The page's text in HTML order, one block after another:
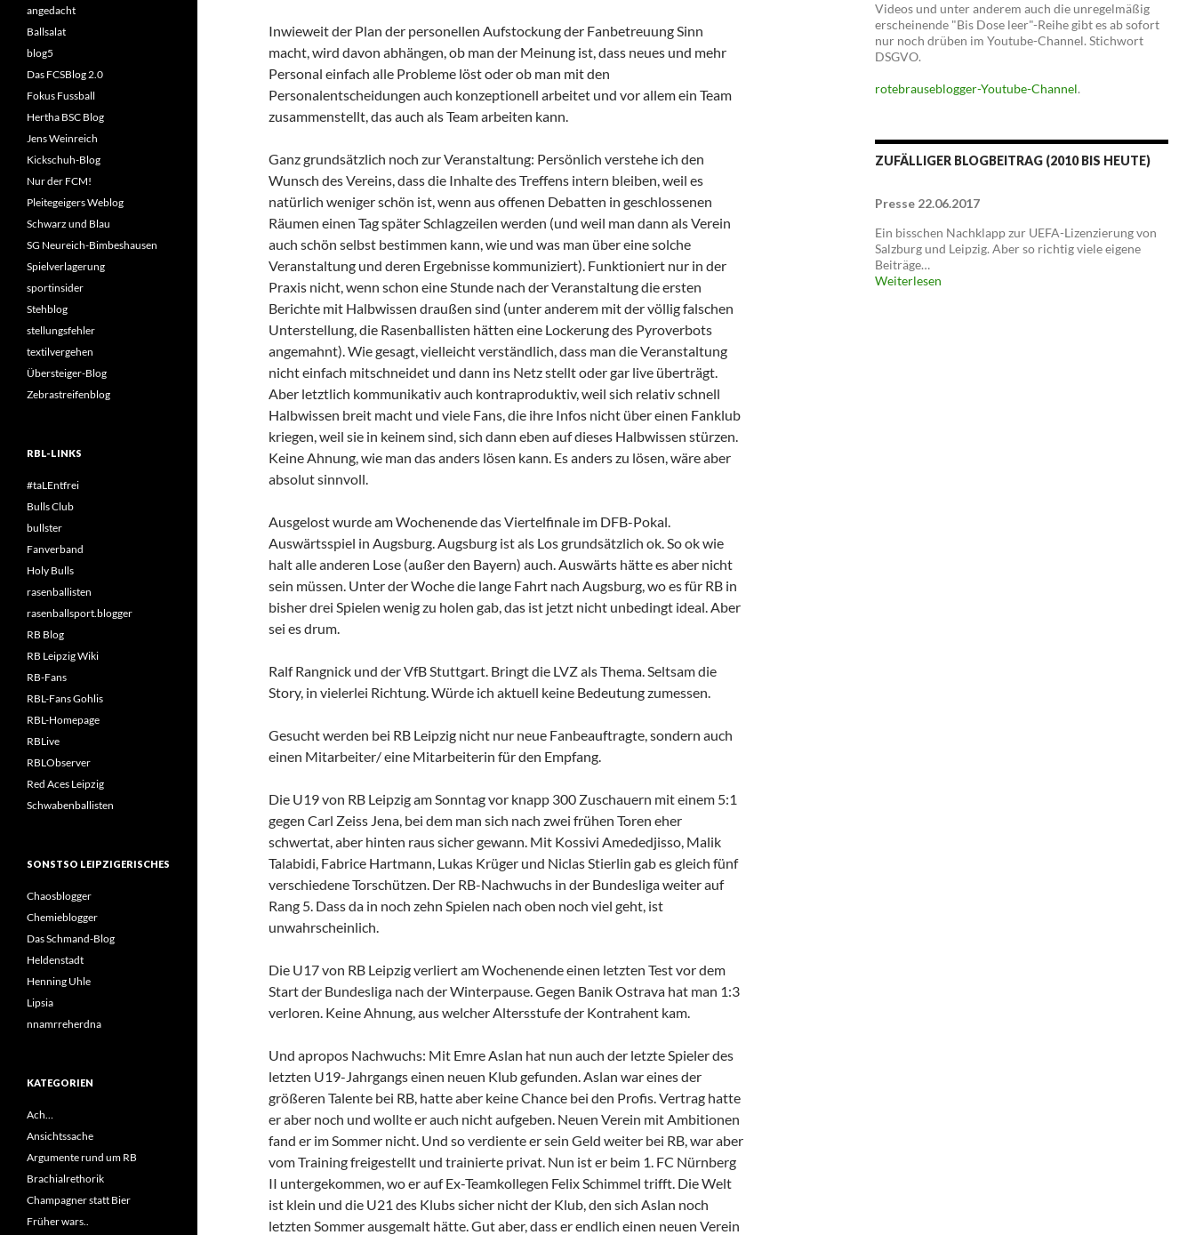
Inwieweit der Plan der personellen Aufstockung der Fanbetreuung Sinn
macht, wird davon abhängen, ob man der Meinung ist, dass neues und mehr
Personal einfach alle Probleme löst oder ob man mit den
Personalentscheidungen auch konzeptionell arbeitet und vor allem ein Team
zusammenstellt, das auch als Team arbeiten kann.
Ganz grundsätzlich noch zur Veranstaltung: Persönlich verstehe ich den
Wunsch des Vereins, dass die Inhalte des Treffens intern bleiben, weil es
natürlich weniger schön ist, wenn aus offenen Debatten in geschlossenen
Räumen einen Tag später Schlagzeilen werden (und weil man dann als Verein
auch schön selbst bestimmen kann, wie und was man über eine solche
Veranstaltung und deren Ergebnisse kommuniziert). Funktioniert nur in der
Praxis nicht, wenn schon eine Stunde nach der Veranstaltung die ersten
Berichte mit Halbwissen draußen sind (unter anderem mit der völlig falschen
Unterstellung, die Rasenballisten hätten eine Lockerung des Pyroverbots
angemahnt). Wie gesagt, vielleicht verständlich, dass man die Veranstaltung
nicht einfach mitschneidet und dann ins Netz stellt oder gar live überträgt.
Aber letztlich kommunikativ auch kontraproduktiv, weil sich relativ schnell
Halbwissen breit macht und viele Fans, die ihre Infos nicht über einen Fanklub
kriegen, weil sie in keinem sind, sich dann eben auf dieses Halbwissen stürzen.
Keine Ahnung, wie man das anders lösen kann. Es anders zu lösen, wäre aber
absolut sinnvoll.
Ausgelost wurde am Wochenende das Viertelfinale im DFB-Pokal.
Auswärtsspiel in Augsburg. Augsburg ist als Los grundsätzlich ok. So ok wie
halt alle anderen Lose (außer den Bayern) auch. Auswärts hätte es aber nicht
sein müssen. Unter der Woche die lange Fahrt nach Augsburg, wo es für RB in
bisher drei Spielen wenig zu holen gab, das ist jetzt nicht unbedingt ideal. Aber
sei es drum.
Ralf Rangnick und der VfB Stuttgart. Bringt die LVZ als Thema. Seltsam die
Story, in vielerlei Richtung. Würde ich aktuell keine Bedeutung zumessen.
Gesucht werden bei RB Leipzig nicht nur neue Fanbeauftragte, sondern auch
einen Mitarbeiter/ eine Mitarbeiterin für den Empfang.
Die U19 von RB Leipzig am Sonntag vor knapp 300 Zuschauern mit einem 5:1
gegen Carl Zeiss Jena, bei dem man sich nach zwei frühen Toren eher
schwertat, aber hinten raus sicher gewann. Mit Kossivi Amededjisso, Malik
Talabidi, Fabrice Hartmann, Lukas Krüger und Niclas Stierlin gab es gleich fünf
verschiedene Torschützen. Der RB-Nachwuchs in der Bundesliga weiter auf
Rang 5. Dass da in noch zehn Spielen nach oben noch viel geht, ist
unwahrscheinlich.
Die U17 von RB Leipzig verliert am Wochenende einen letzten Test vor dem
Start der Bundesliga nach der Winterpause. Gegen Banik Ostrava hat man 1:3
verloren. Keine Ahnung, aus welcher Altersstufe der Kontrahent kam.
Und apropos Nachwuchs: Mit Emre Aslan hat nun auch der letzte Spieler des
letzten U19-Jahrgangs einen neuen Klub gefunden. Aslan war eines der
größeren Talente bei RB, hatte aber keine Chance bei den Profis. Vertrag hatte
er aber noch und wollte er auch nicht aufgeben. Neuen Verein mit Ambitionen
fand er im Sommer nicht. Und so verdiente er sein Geld weiter bei RB, war aber
vom Training freigestellt und trainierte privat. Nun ist er beim 1. FC Nürnberg
II untergekommen, wo er auf Ex-Teamkollegen Felix Schimmel trifft. Die Welt
ist klein und die U21 des Klubs sicher nicht der Klub, den sich Aslan noch
letzten Sommer ausgemalt hätte. Gut aber, dass er endlich einen neuen Verein
Videos und unter anderem auch die unregelmäßig
erscheinende "Bis Dose leer"-Reihe gibt es ab sofort
nur noch drüben im Youtube-Channel. Stichwort
DSGVO.
rotebrauseblogger-Youtube-Channel.
ZUFÄLLIGER BLOGBEITRAG (2010 BIS HEUTE)
Presse 22.06.2017
Ein bisschen Nachklapp zur UEFA-Lizenzierung von
Salzburg und Leipzig. Aber so richtig viele eigene
Beiträge…
Weiterlesen
angedacht
Ballsalat
blog5
Das FCSBlog 2.0
Fokus Fussball
Hertha BSC Blog
Jens Weinreich
Kickschuh-Blog
Nur der FCM!
Pleitegeigers Weblog
Schwarz und Blau
SG Neureich-Bimbeshausen
Spielverlagerung
sportinsider
Stehblog
stellungsfehler
textilvergehen
Übersteiger-Blog
Zebrastreifenblog
RBL-LINKS
#taLEntfrei
Bulls Club
bullster
Fanverband
Holy Bulls
rasenballisten
rasenballsport.blogger
RB Blog
RB Leipzig Wiki
RB-Fans
RBL-Fans Gohlis
RBL-Homepage
RBLive
RBLObserver
Red Aces Leipzig
Schwabenballisten
SONSTSO LEIPZIGERISCHES
Chaosblogger
Chemieblogger
Das Schmand-Blog
Heldenstadt
Henning Uhle
Lipsia
nnamrreherdna
KATEGORIEN
Ach…
Ansichtssache
Argumente rund um RB
Brachialrethorik
Champagner statt Bier
Früher wars..